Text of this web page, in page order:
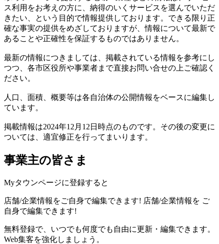
ス利用をお考えの方に、納得のいくサービスを選んでいただ
きたい、という目的で情報提供しております。できる限り正
確な事実の提供をめざしておりますが、情報について最新で
あることや正確性を保証するものではありません。
最新の情報につきましては、掲載されている情報を参考にし
つつ、各市区役所や事業者まで直接お問い合せの上ご確認く
ださい。
人口、面積、概要等は各自治体の公開情報をベースに編集し
ています。
掲載情報は2024年12月12日時点のものです。その後の変更に
ついては、適宜修正を行ってまいります。
事業主の皆さま
Myタウンページに登録すると
店舗/企業情報をご自身で編集できます! 店舗/企業情報を ご
自身で編集できます!
無料登録で、いつでも何度でも自由に更新・編集できます。
Web集客を強化しましょう。